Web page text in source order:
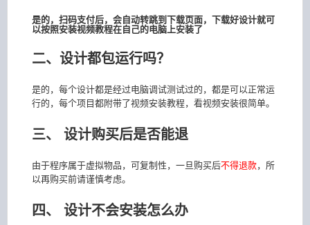
是的，扫码支付后，会自动转跳到下载页面，下载好设计就可
以按照安装视频教程在自己的电脑上安装了
二、设计都包运行吗？
是的，每个设计都是经过电脑调试测试过的，都是可以正常运
行的，每个项目都附带了视频安装教程，看视频安装很简单。
三、 设计购买后是否能退
由于程序属于虚拟物品，可复制性，一旦购买后不得退款，所
以再购买前请谨慎考虑。
四、 设计不会安装怎么办